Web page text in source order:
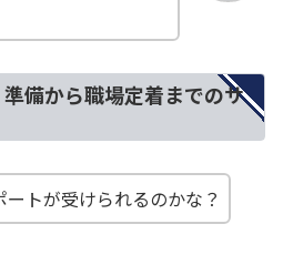
備から職場定着までのサ
ートが受けられるのかな？